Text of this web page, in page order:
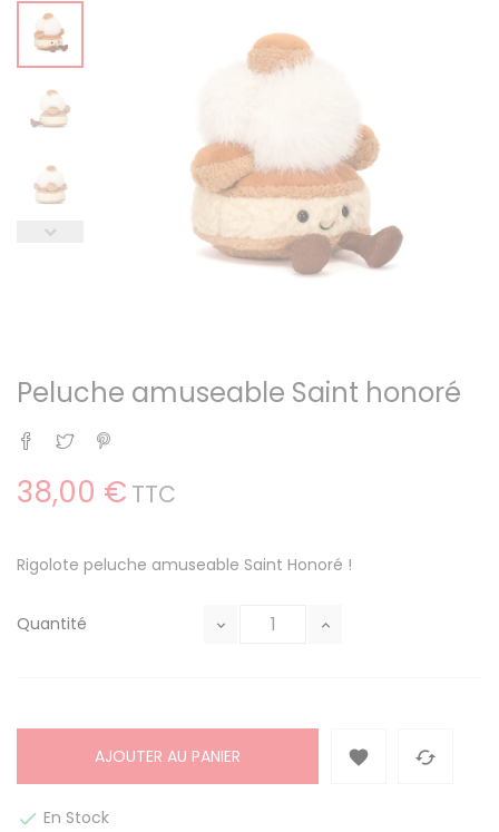
Peluche amuseable Saint honoré
Partager
Tweet
38,00 € TTC
Rigolote peluche amuseable Saint Honoré !
Quantité
AJOUTER AU PANIER  
 En Stock